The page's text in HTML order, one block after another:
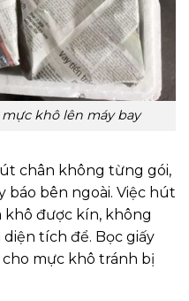
khô lên máy bay
chân không từng gói,
báo bên ngoài. Việc hút
khô được kín, không
tích để. Bọc giấy
mực khô tránh bị